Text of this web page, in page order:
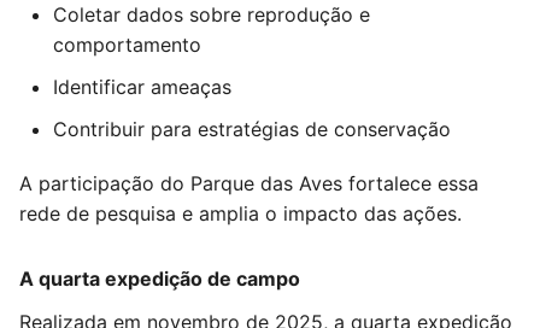
Coletar dados sobre reprodução e
comportamento
Identificar ameaças
Contribuir para estratégias de conservação
A participação do Parque das Aves fortalece essa
rede de pesquisa e amplia o impacto das ações.
A quarta expedição de campo
Realizada em novembro de 2025, a quarta expedição